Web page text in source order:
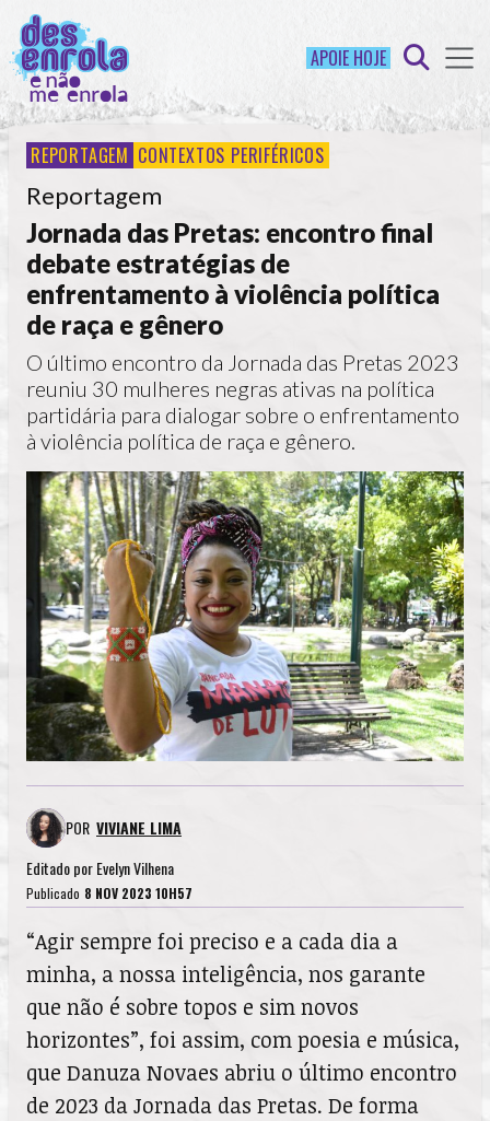
APOIE HOJE
REPORTAGEM CONTEXTOS PERIFÉRICOS
Reportagem
Jornada das Pretas: encontro final
debate estratégias de
enfrentamento à violência política
de raça e gênero
O último encontro da Jornada das Pretas 2023
reuniu 30 mulheres negras ativas na política
partidária para dialogar sobre o enfrentamento
à violência política de raça e gênero.
POR VIVIANE LIMA
Editado porEvelyn Vilhena
Publicado 8 NOV 2023 10H57
“Agir sempre foi preciso e a cada dia a
minha, a nossa inteligência, nos garante
que não é sobre topos e sim novos
horizontes”, foi assim, com poesia e música,
que Danuza Novaes abriu o último encontro
de 2023 da Jornada das Pretas. De forma